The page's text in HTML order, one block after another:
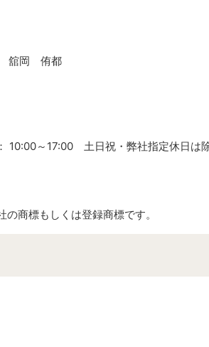
舘岡 侑都
10:00～17:00 土日祝・弊社指定休日は
商標もしくは登録商標です。